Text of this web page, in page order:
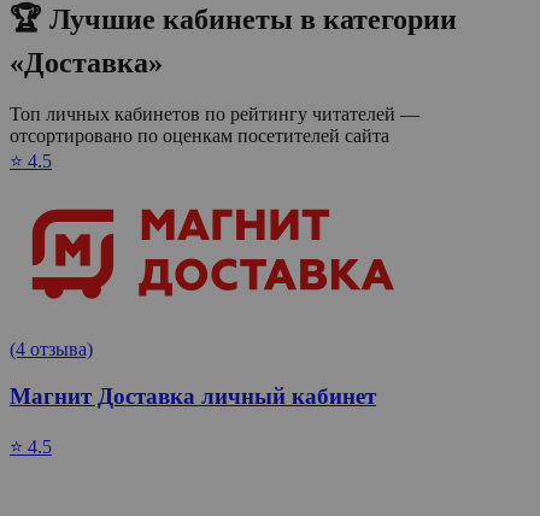
🏆 Лучшие кабинеты в категории
«Доставка»
Топ личных кабинетов по рейтингу читателей —
отсортировано по оценкам посетителей сайта
⭐ 4.5
(4 отзыва)
Магнит Доставка личный кабинет
⭐ 4.5